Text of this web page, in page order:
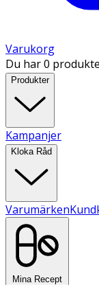
Varukorg
Du har 0
Produkter
Kampanjer
Kloka Råd
Varumärken
Mina Recept